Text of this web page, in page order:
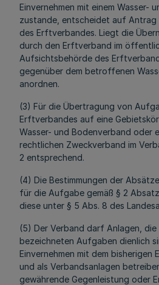
Einvernehmen mit einem Wasser-
zustande, entscheidet auf
des Erftverbandes. Liegt die
durch den Erftverband im
Aufsichtsbehörde des
gegenüber dem betroffenen
anordnen.
(3) Für die Übertragung von
Erftverbandes auf eine
Wasser- und Bodenverband oder
rechtlichen Zweckverband im
2 entsprechend.
(4) Die Bestimmungen der
für die Aufgabe gemäß § 2
diese unter § 5 Abs. 8 des
(5) Der Verband darf Anlagen,
bezeichneten Aufgaben dienlich
Einvernehmen mit dem bisherigen
und als Verbandsanlagen
gewährende Gegenleistung oder